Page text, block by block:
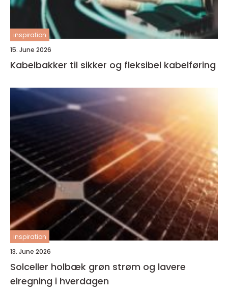
inspiration
15. June 2026
Kabelbakker til sikker og fleksibel kabelføring
inspiration
13. June 2026
Solceller holbæk grøn strøm og lavere
elregning i hverdagen